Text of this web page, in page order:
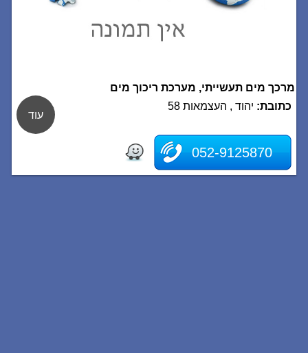
מרכך מים תעשייתי, מערכת ריכוך מים
כתובת: יהוד , העצמאות 58
052-9125870
עוד